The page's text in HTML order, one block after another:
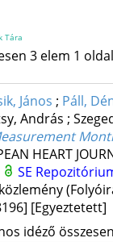
Tára
3 elem 1
János ; Páll,
András ;
HEART
SE
[Egyeztetett]
idéző